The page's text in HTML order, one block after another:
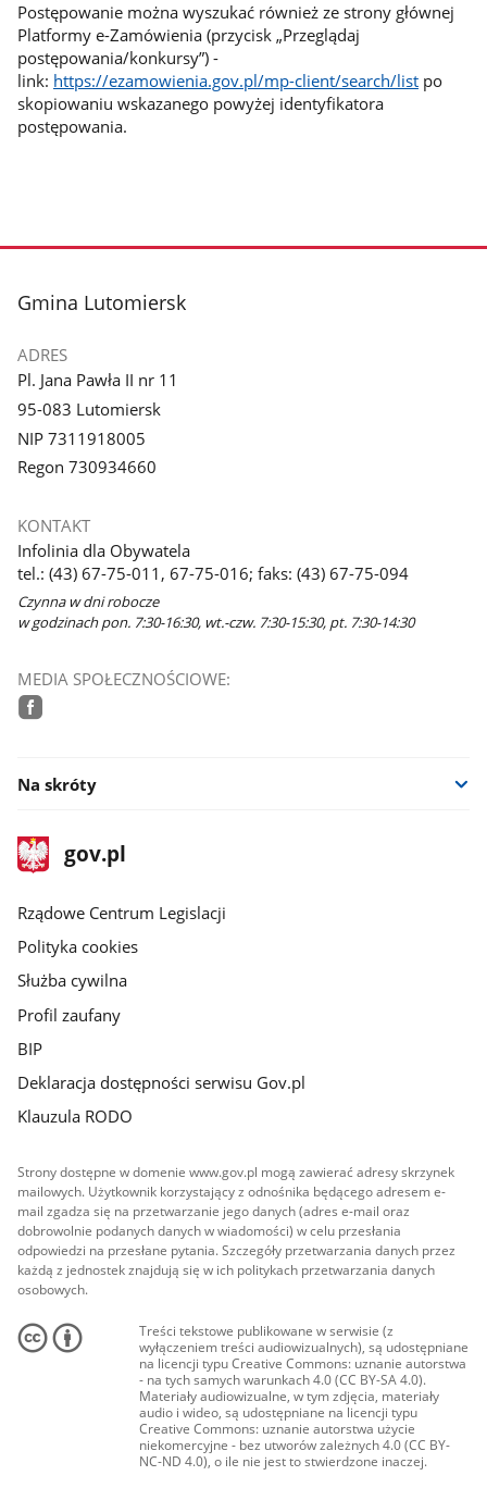
Postępowanie można wyszukać również ze strony głównej
Platformy e-Zamówienia (przycisk „Przeglądaj
postępowania/konkursy”) -
link: https://ezamowienia.gov.pl/mp-client/search/listpo
skopiowaniu wskazanego powyżej identyfikatora
postępowania.
stopka
Gmina Lutomiersk
ADRES
Pl. Jana Pawła II nr 11
95-083 Lutomiersk
NIP 7311918005
Regon 730934660
KONTAKT
Infolinia dla Obywatela
tel.: (43) 67-75-011, 67-75-016; faks: (43) 67-75-094
Czynna w dni robocze
w godzinach pon. 7:30-16:30, wt.-czw. 7:30-15:30, pt. 7:30-14:30
MEDIA SPOŁECZNOŚCIOWE:
Na skróty
stopka
gov.plStrona
gov.pl
Rządowe Centrum Legislacji
Polityka cookies
Służba cywilna
Profil zaufany
BIP
Deklaracja dostępności serwisu Gov.pl
Klauzula RODO
Strony dostępne w domenie www.gov.pl mogą zawierać adresy skrzynek
mailowych. Użytkownik korzystający z odnośnika będącego adresem e-
mail zgadza się na przetwarzanie jego danych (adres e-mail oraz
dobrowolnie podanych danych w wiadomości) w celu przesłania
odpowiedzi na przesłane pytania. Szczegóły przetwarzania danych przez
każdą z jednostek znajdują się w ich politykach przetwarzania danych
osobowych.
Treści tekstowe publikowane w serwisie (z
wyłączeniem treści audiowizualnych), są udostępniane
na licencji typu Creative Commons: uznanie autorstwa
- na tych samych warunkach 4.0 (CC BY-SA 4.0).
Materiały audiowizualne, w tym zdjęcia, materiały
audio i wideo, są udostępniane na licencji typu
Creative Commons: uznanie autorstwa użycie
niekomercyjne - bez utworów zależnych 4.0 (CC BY-
NC-ND 4.0), o ile nie jest to stwierdzone inaczej.